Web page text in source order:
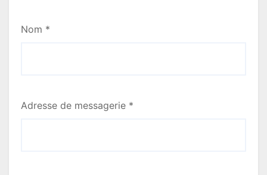
t
l
Nom *
Adresse de messagerie *